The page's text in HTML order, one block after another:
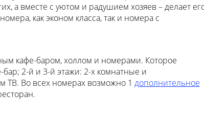
а вместе с уютом и радушием хозяев – делает
как эконом класса, так и номера с
кафе-баром, холлом и номерами. Которое
2-й и 3-й этажи: 2-х комнатные и
ТВ. Во всех номерах возможно 1 дополнительное